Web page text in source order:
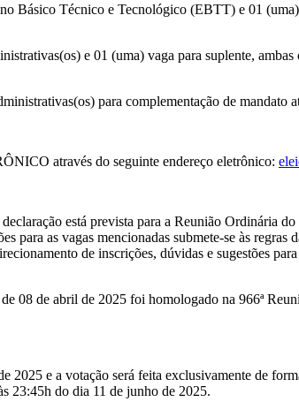
Básico Técnico e Tecnológico (EBTT) e 01
e 01 (uma) vaga para suplente,
para complementação de mandato
através do seguinte endereço eletrônico:
está prevista para a Reunião Ordinária
para as vagas mencionadas submete-se às regras
de inscrições, dúvidas e sugestões
08 de abril de 2025 foi homologado na 966ª
2025 e a votação será feita exclusivamente de
23:45h do dia 11 de junho de 2025.